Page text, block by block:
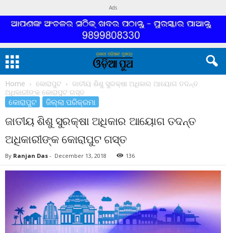
Ads
Home କୋରାପୁଟ
ଜାତୀୟ ଶିଶୁ ସୁରକ୍ଷା ଅଧିକାର ଆୟୋଗ ତଦନ୍ତ
ଅଧିକାରୀଙ୍କ କୋରାପୁଟ ଗସ୍ତ
କୋରାପୁଟ ଜିଲ୍ଲା ପରିକ୍ରମା
ଜାତୀୟ ଶିଶୁ ସୁରକ୍ଷା ଅଧିକାର ଆୟୋଗ ତଦନ୍ତ
ଅଧିକାରୀଙ୍କ କୋରାପୁଟ ଗସ୍ତ
By Ranjan Das - December 13, 2018 136